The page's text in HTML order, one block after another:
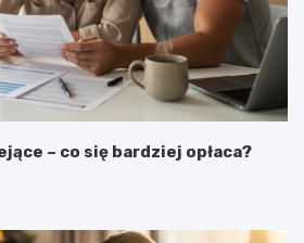
– co się bardziej opłaca?